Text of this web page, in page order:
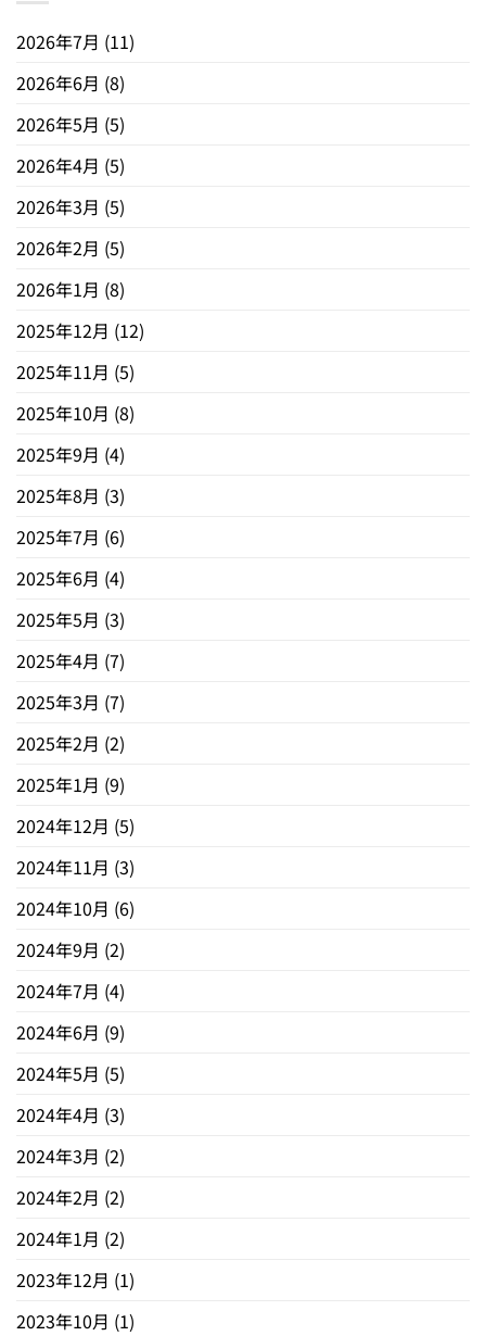
2026年7月 (11)
2026年6月 (8)
2026年5月 (5)
2026年4月 (5)
2026年3月 (5)
2026年2月 (5)
2026年1月 (8)
2025年12月 (12)
2025年11月 (5)
2025年10月 (8)
2025年9月 (4)
2025年8月 (3)
2025年7月 (6)
2025年6月 (4)
2025年5月 (3)
2025年4月 (7)
2025年3月 (7)
2025年2月 (2)
2025年1月 (9)
2024年12月 (5)
2024年11月 (3)
2024年10月 (6)
2024年9月 (2)
2024年7月 (4)
2024年6月 (9)
2024年5月 (5)
2024年4月 (3)
2024年3月 (2)
2024年2月 (2)
2024年1月 (2)
2023年12月 (1)
2023年10月 (1)